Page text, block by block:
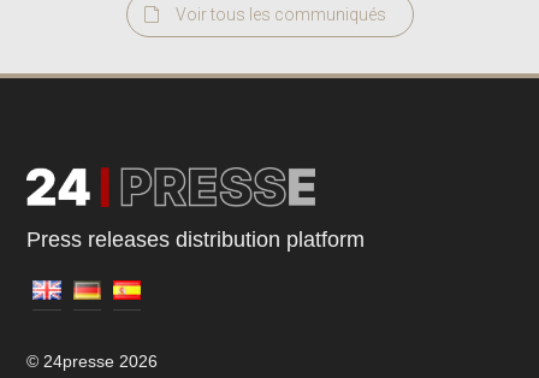
Voir tous les communiqués
Press releases distribution platform
© 24presse 2026